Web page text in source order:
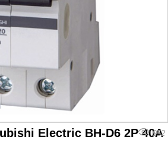
Electric BH-D6 2P 40A
952